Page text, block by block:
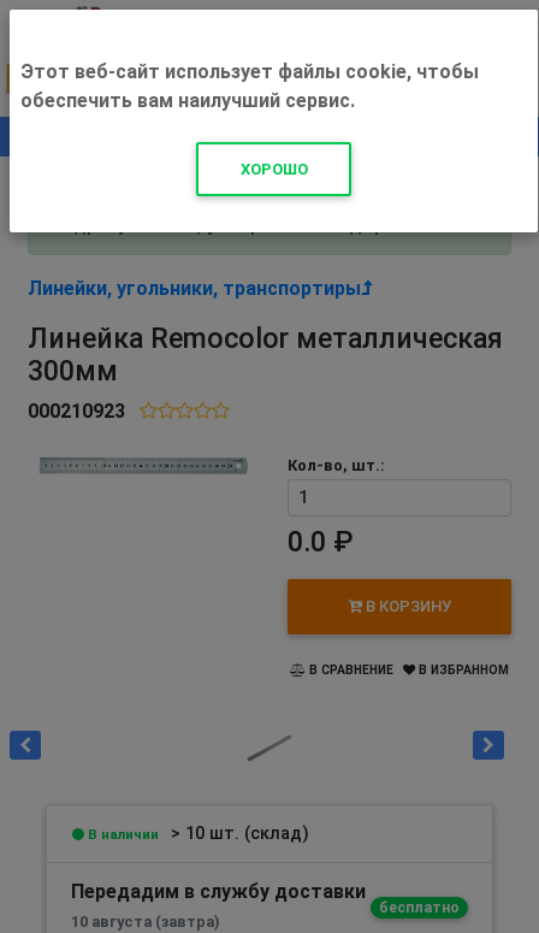
+500 ₽
Внимание! С 3 августа магазин работает по
Линейки, угольники, транспортиры
Линейка Remocolor металлическая
300мм
000210923
Кол-во, шт.:
0.0 ₽
В КОРЗИНУ
В СРАВНЕНИЕ В ИЗБРАННОМ
В наличии > 10 шт. (склад)
Передадим в службу доставки
бесплатно
10 августа (завтра)
Этот веб-сайт использует файлы cookie, чтобы
обеспечить вам наилучший сервис.
ХОРОШО